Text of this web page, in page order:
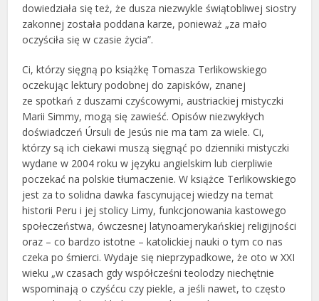
dowiedziała się też, że dusza niezwykle świątobliwej siostry
zakonnej została poddana karze, ponieważ „za mało
oczyściła się w czasie życia”.
Ci, którzy sięgną po książkę Tomasza Terlikowskiego
oczekując lektury podobnej do zapisków, znanej
ze spotkań z duszami czyścowymi, austriackiej mistyczki
Marii Simmy, mogą się zawieść. Opisów niezwykłych
doświadczeń Úrsuli de Jesús nie ma tam za wiele. Ci,
którzy są ich ciekawi muszą sięgnąć po dzienniki mistyczki
wydane w 2004 roku w języku angielskim lub cierpliwie
poczekać na polskie tłumaczenie. W książce Terlikowskiego
jest za to solidna dawka fascynującej wiedzy na temat
historii Peru i jej stolicy Limy, funkcjonowania kastowego
społeczeństwa, ówczesnej latynoamerykańskiej religijności
oraz – co bardzo istotne – katolickiej nauki o tym co nas
czeka po śmierci. Wydaje się nieprzypadkowe, że oto w XXI
wieku „w czasach gdy współcześni teolodzy niechętnie
wspominają o czyśćcu czy piekle, a jeśli nawet, to często